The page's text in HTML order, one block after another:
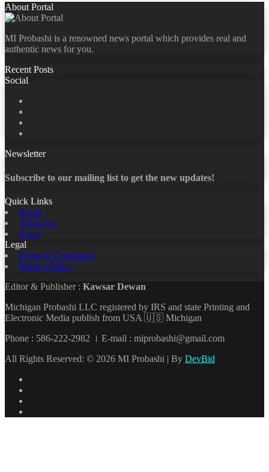
About Portal
MI Probashi is a renowned news portal which provides real and
authentic news for you.
Recent Posts
Social
Newsletter
Subscribe to our mailing list to get the new updates!
Quick Links
Home
About Us
News
Legal
Terms & Conditions
Privacy Policy
Editor & Publisher : Kawsar Dewan
Michigan Probashi LLC registered by IRS and state Printing and
Electronic Media publish from USA 🇺🇸 Michigan
Phone : 586-222-2982 । E-mail : miprobashi@gmail.com
All Rights Reserved: © 2026 MI Probashi | By DevBid